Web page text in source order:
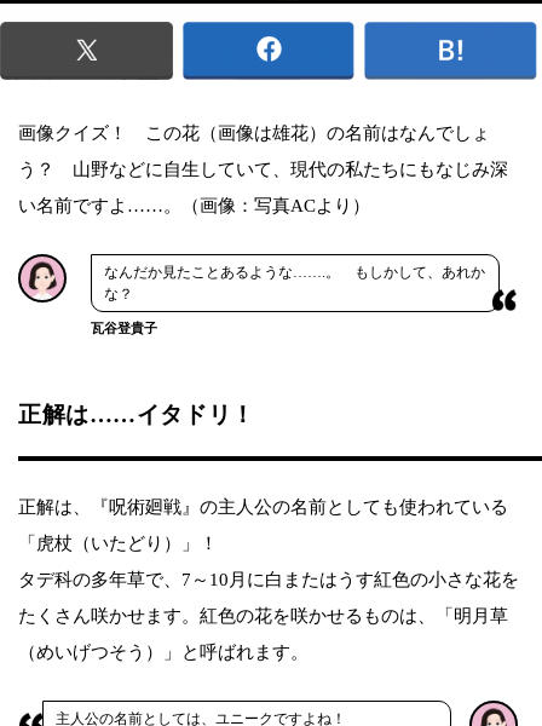
画像クイズ！ この花（画像は雄花）の名前はなんでしょ
う？ 山野などに自生していて、現代の私たちにもなじみ深
い名前ですよ……。（画像：写真ACより）
なんだか見たことあるような…….。 もしかして、あれか
な？
瓦谷登貴子
正解は……イタドリ！
正解は、『呪術廻戦』の主人公の名前としても使われている
「虎杖（いたどり）」！
タデ科の多年草で、7～10月に白またはうす紅色の小さな花を
たくさん咲かせます。紅色の花を咲かせるものは、「明月草
（めいげつそう）」と呼ばれます。
主人公の名前としては、ユニークですよね！